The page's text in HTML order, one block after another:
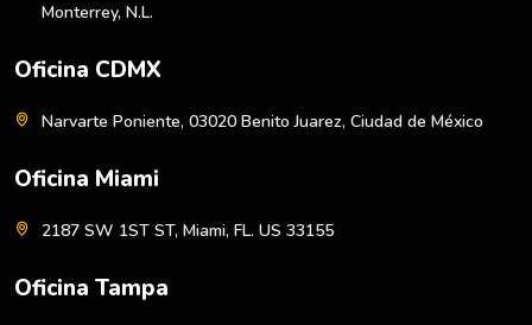
Monterrey, N.L.
Oficina CDMX
Narvarte Poniente, 03020 Benito Juarez, Ciudad de México
Oficina Miami
2187 SW 1ST ST, Miami, FL. US 33155
Oficina Tampa